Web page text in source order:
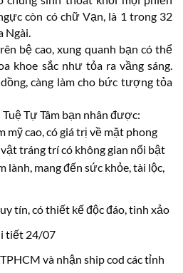
còn có chữ Vạn, là 1 trong 32
Ngài.
bệ cao, xung quanh bạn có thể
khoe sắc như tỏa ra vầng sáng.
càng làm cho bức tượng tỏa
Tự Tâm bạn nhân được:
cao, có giá trị về mặt phong
tráng trí có không gian nổi bật
lành, mang đến sức khỏe, tài lộc,
tín, có thiết kế độc đáo, tinh xảo
tiết 24/07
và nhận ship cod các tỉnh